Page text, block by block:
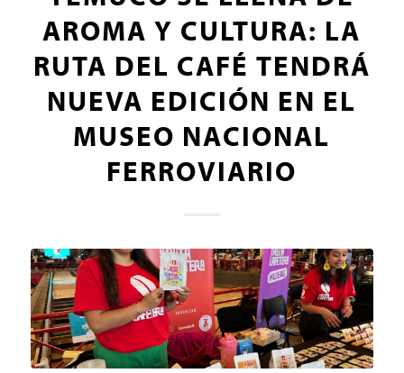
AROMA Y CULTURA: LA
RUTA DEL CAFÉ TENDRÁ
NUEVA EDICIÓN EN EL
MUSEO NACIONAL
FERROVIARIO